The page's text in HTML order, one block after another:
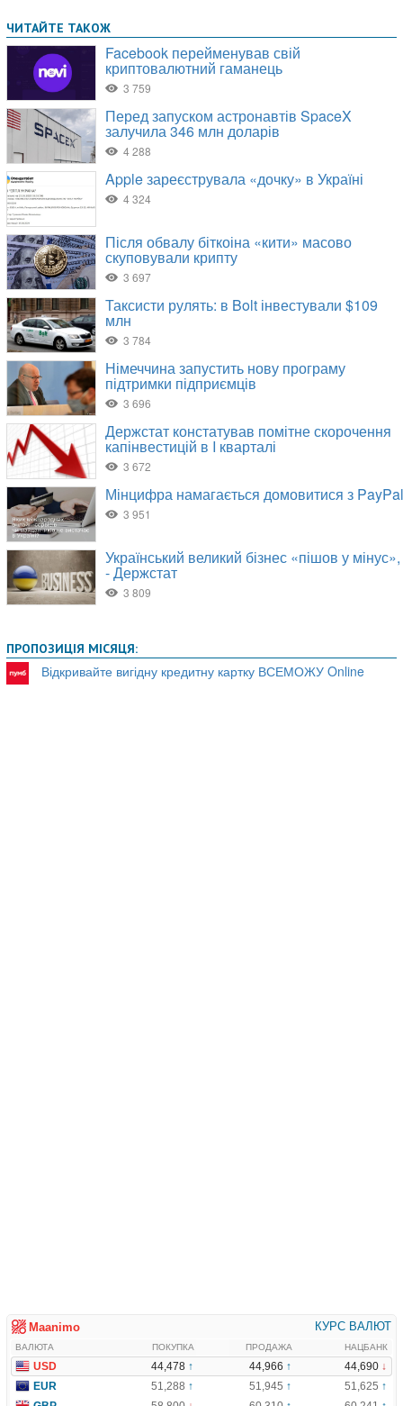
ПРОПОЗИЦІЯ МІСЯЦЯ:
Відкривайте вигідну кредитну картку ВСЕМОЖУ Online